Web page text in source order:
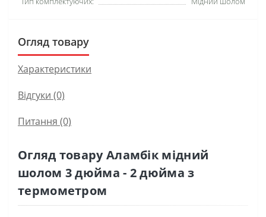
Огляд товару
Характеристики
Відгуки (0)
Питання (0)
Огляд товару Аламбік мідний
шолом 3 дюйма - 2 дюйма з
термометром